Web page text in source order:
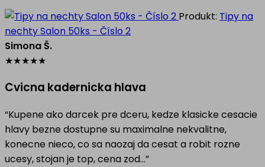
Produkt: Tipy na
nechty Salon 50ks - Číslo 2
Simona Š.
★★★★★
Cvicna kadernicka hlava
“Kupene ako darcek pre dceru, kedze klasicke cesacie
hlavy bezne dostupne su maximalne nekvalitne,
konecne nieco, co sa naozaj da cesat a robit rozne
ucesy, stojan je top, cena zod…”